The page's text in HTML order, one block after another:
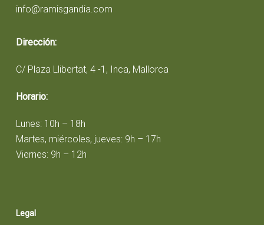
info@ramisgandia.com
Dirección:
C/ Plaza Llibertat, 4 -1, Inca, Mallorca
Horario:
Lunes: 10h – 18h
Martes, miércoles, jueves: 9h – 17h
Viernes: 9h – 12h
Legal